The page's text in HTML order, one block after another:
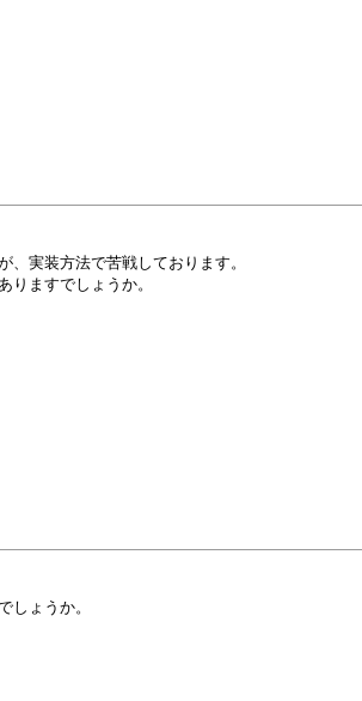
実装方法で苦戦しております。
ますでしょうか。
しょうか。